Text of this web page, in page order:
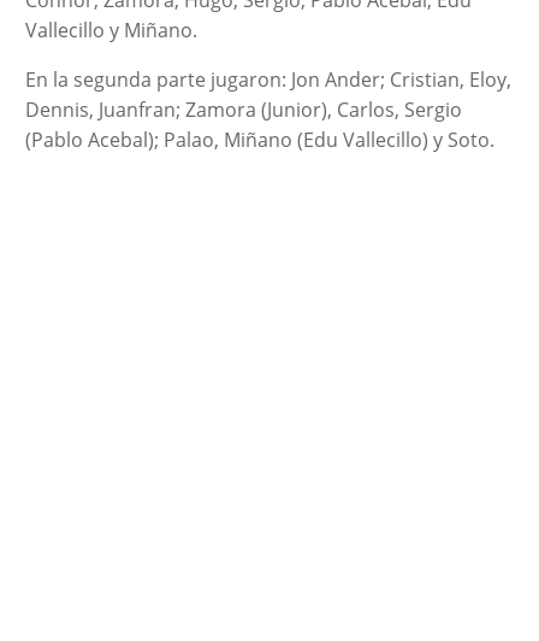
Vallecillo y Miñano.
En la segunda parte jugaron: Jon Ander; Cristian, Eloy,
Dennis, Juanfran; Zamora (Junior), Carlos, Sergio
(Pablo Acebal); Palao, Miñano (Edu Vallecillo) y Soto.